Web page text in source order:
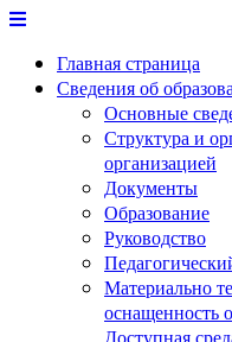
Перейти
содержимому
Главная страница
Сведения об
Основные
Структура и
организацией
Документы
Образование
Руководство
Материально
оснащенность
Доступная